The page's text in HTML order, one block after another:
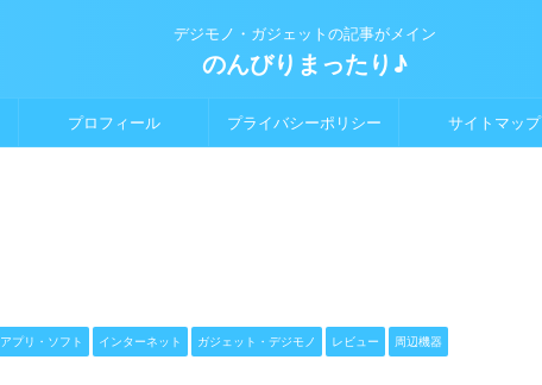
デジモノ・ガジェットの記事がメイン
のんびりまったり♪
プロフィール プライバシーポリシー サイトマップ
アプリ・ソフト インターネット ガジェット・デジモノ レビュー 周辺機器